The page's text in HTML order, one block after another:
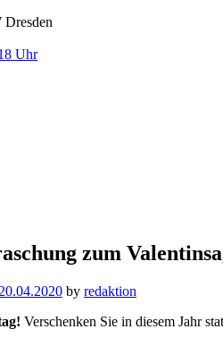
Dresden
Uhr
zum
by redaktion
Verschenken Sie in diesem Jahr